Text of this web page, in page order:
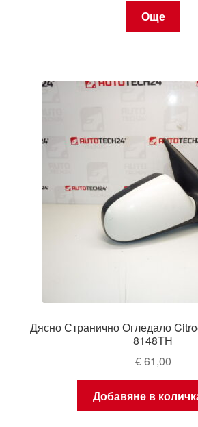
Още
Дясно Странично Огледало
8148TH
€61,00
Добавяне в